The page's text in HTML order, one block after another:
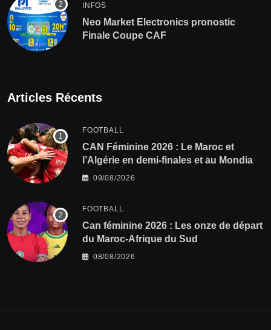
INFOS
Neo Market Electronics pronostic
Finale Coupe CAF
Articles Récents
FOOTBALL
CAN Féminine 2026 : Le Maroc et
l’Algérie en demi-finales et au Mondial
2027 !
09/08/2026
FOOTBALL
‎Can féminine 2026 : Les onze de départ
du Maroc-Afrique du Sud
08/08/2026